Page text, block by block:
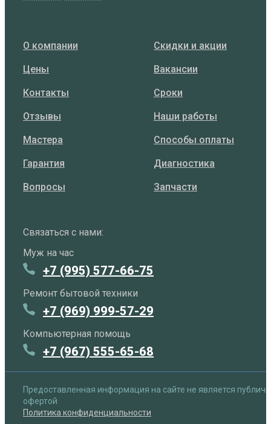
О компании
Цены
Контакты
Отзывы
Мастера
Гарантия
Вопросы
Скидки и акции
Вакансии
Сроки
Наши работы
Способы оплаты
Диагностика
Запчасти
Связаться с нами:
Муж на час
+7 (995) 577-66-75
Ремонт бытовой техники
+7 (969) 999-57-29
Компьютерная помощь
+7 (967) 555-65-68
Предоставленная информация на сайте не является
офертой
Политика конфиденциальности